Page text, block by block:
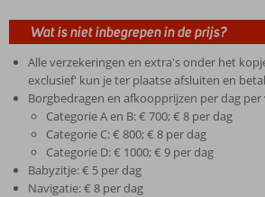
Wat is niet inbegrepen in de prijs?
Alle verzekeringen en extra's onder het
exclusief' kun je ter plaatse afsluiten en
Borgbedragen en afkoopprijzen per dag
Categorie A en B: € 700; € 8 per dag
Categorie C: € 800; € 8 per dag
Categorie D: € 1000; € 9 per dag
Babyzitje: € 5 per dag
Navigatie: € 8 per dag